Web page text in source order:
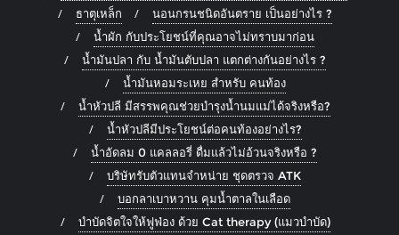
ธาตุเหล็ก
นอนกรนชนิดอันตราย เป็นอย่างไร ?
น้ำผัก กับประโยชน์ที่คุณอาจไม่ทราบมาก่อน
น้ำมันปลา กับ น้ำมันตับปลา แตกต่างกันอย่างไร ?
น้ำมันหอมระเหย สำหรับ คนท้อง
น้ำหัวปลี มีสรรพคุณช่วยบำรุงน้ำนมแม่ได้จริงหรือ?
น้ำหัวปลีมีประโยชน์ต่อคนท้องอย่างไร?
น้ำอัดลม 0 แคลลอรี่ ดื่มแล้วไม่อ้วนจริงหรือ ?
บริษัทรับตัวแทนจำหน่าย ชุดตรวจ ATK
บอกลาเบาหวาน คุมน้ำตาลในเลือด
บำบัดจิตใจให้ฟูฟ่อง ด้วย Cat therapy (แมวบำบัด)